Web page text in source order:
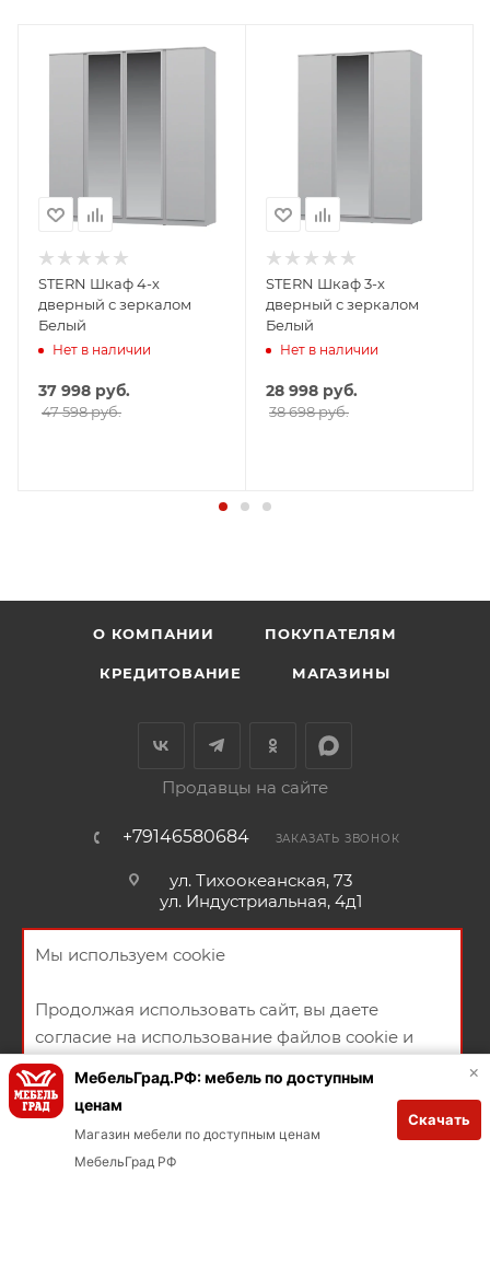
STERN Шкаф 4-х
дверный с зеркалом
Белый
Нет в наличии
37 998 руб.
47 598 руб.
STERN Шкаф 3-х
дверный с зеркалом
Белый
Нет в наличии
28 998 руб.
38 698 руб.
О КОМПАНИИ ПОКУПАТЕЛЯМ
КРЕДИТОВАНИЕ МАГАЗИНЫ
Продавцы на сайте
+79146580684 ЗАКАЗАТЬ ЗВОНОК
ул. Тихоокеанская, 73
ул. Индустриальная, 4д1
НАПИСАТЬ СООБЩЕНИЕ
СОГЛАСИЕ НА ПОЛУЧЕНИЕ РЕКЛАМНО-ИНФОРМАЦИОННЫХ
Заказывай через мобильное приложение
Мы используем cookie
Продолжая использовать сайт, вы даете
согласие на использование файлов cookie и
политикой конфиденциальности
ХОРОШО
×
МебельГрад.РФ: мебель по доступным
ценам
Магазин мебели по доступным ценам
МебельГрад РФ
Скачать